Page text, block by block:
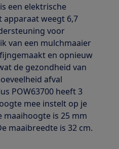
een elektrische
apparaat weegt 6,7
voor
van een mulchmaaier
en opnieuw
de gezondheid van
afval
POW63700 heeft 3
mee instelt op je
maaihoogte is 25 mm
maaibreedte is 32 cm.